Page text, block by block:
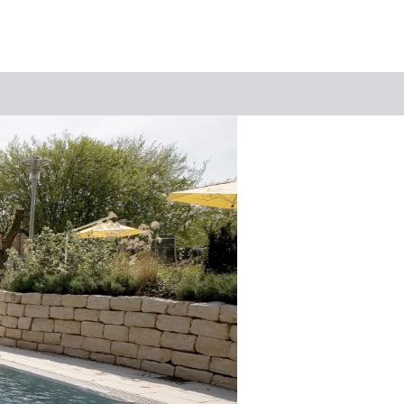
Suchbegriff
Das könnte Sie interessieren
Stadtführungen
Events & Tickets
Ausflugsziele
Erlebnisse
Wein
Radfahren
Wandern